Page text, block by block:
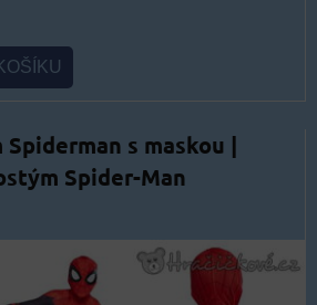
s maskou |
Spider-Man